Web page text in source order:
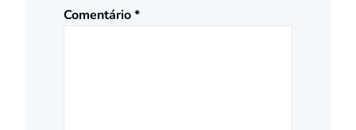
Comentário*